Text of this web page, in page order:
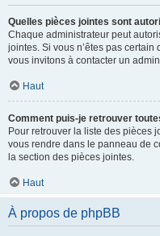
Quelles pièces jointes sont
Chaque administrateur peut
jointes. Si vous n’êtes pas
vous invitons à contacter un
Haut
Comment puis-je retrouver
Pour retrouver la liste des pièces
vous rendre dans le panneau de
la section des pièces jointes.
Haut
À propos de phpBB